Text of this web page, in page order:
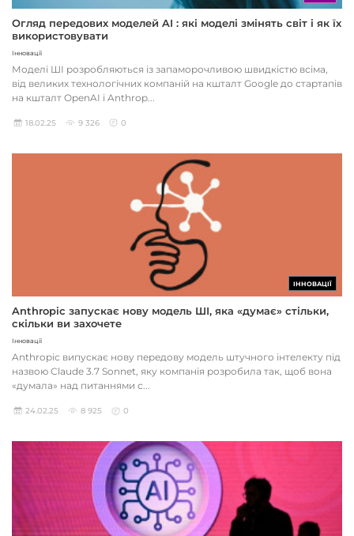
Огляд передових моделей AI : які моделі змінять світ і як їх
використовувати
Інновації
Моделі ШІ розробляються із запаморочливою швидкістю всіма,
від великих технологічних компаній на кшталт Google до стартапів
на кшталт OpenAI і Anthrop...
18.02.25 9 326 0
ІННОВАЦІЇ
Anthropic запускає нову модель ШІ, яка «думає» стільки,
скільки ви захочете
Інновації
Anthropic випускає нову передову модель штучного інтелекту під
назвою Claude 3.7 Sonnet, яку компанія розробила так, щоб вона
«думала» над питаннями с...
24.02.25 8 925 0